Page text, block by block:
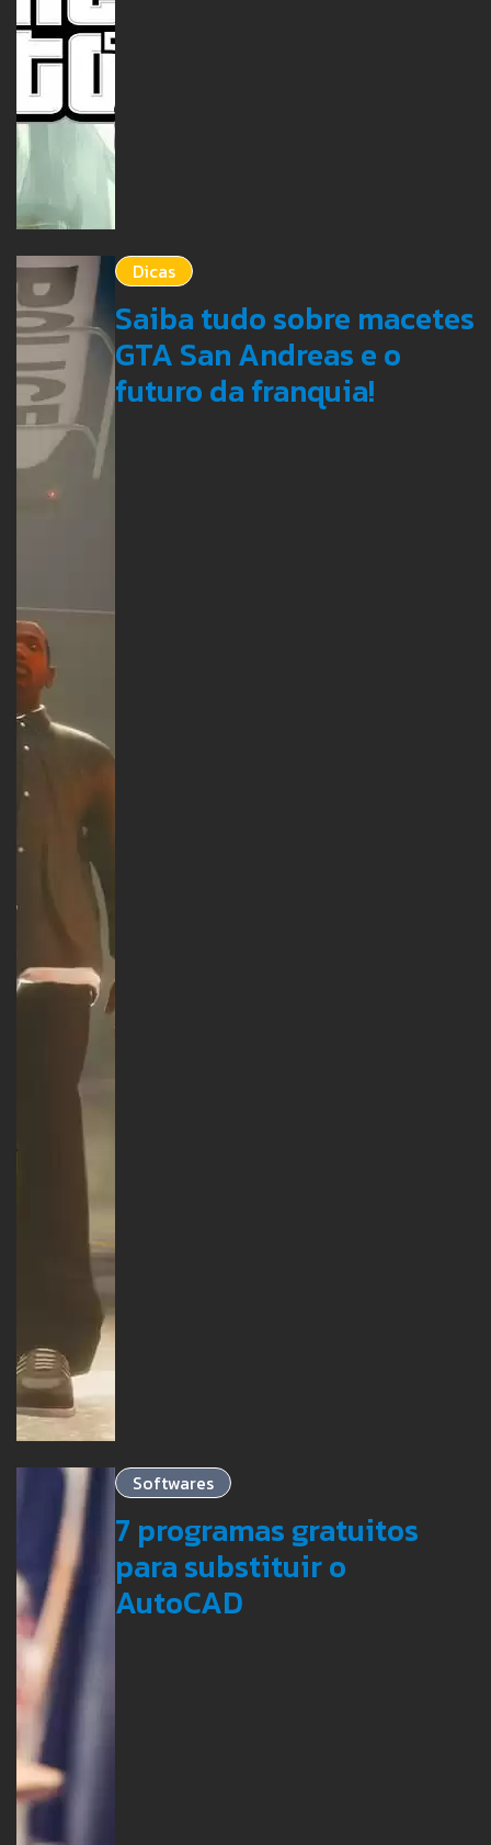
Dicas
Saiba tudo sobre macetes
GTA San Andreas e o
futuro da franquia!
Softwares
7 programas gratuitos
para substituir o
AutoCAD